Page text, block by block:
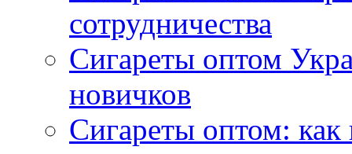
сотрудничества
Сигареты оптом
новичков
Сигареты оптом: